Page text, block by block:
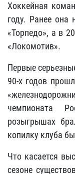
Хоккейная
году. Ранее она
«Торпедо», а в
«Локомотив».
Первые
90-х годов
чемпионата
розыгрышах
копилку клуба
Что касается
сезоне